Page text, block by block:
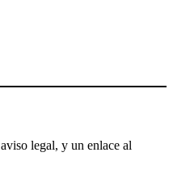
legal, y un enlace al